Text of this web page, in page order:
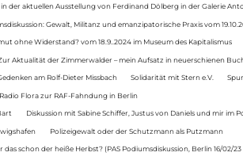
in der aktuellen Ausstellung von Ferdinand Dölberg in der Galerie
Gewalt, Militanz und emanzipatorische Praxis vom
ohne Widerstand? vom 18.9..2024 im Museum des Kapitalismus
Aktualität der Zimmerwalder – mein Aufsatz in neuerschienen
am Rolf-Dieter Missbach Solidarität mit Stern e.V.
Flora zur RAF-Fahndung in Berlin
Diskussion mit Sabine Schiffer, Justus von Daniels und mir im
Polizeigewalt oder der Schutzmann als Putzmann
das schon der heiße Herbst? (PAS Podiumsdiskussion, Berlin 16/02/23